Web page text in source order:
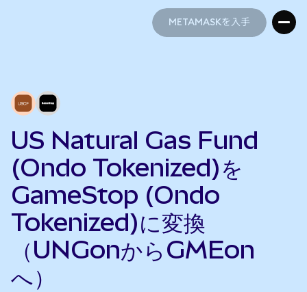
METAMASKを入手
US Natural Gas Fund
(Ondo Tokenized)を
GameStop (Ondo
Tokenized)に変換
（UNGonからGMEon
へ）